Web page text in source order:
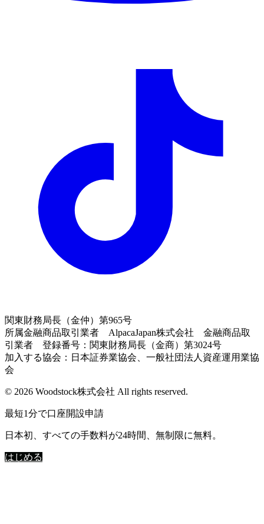
関東財務局長（金仲）第965号
所属金融商品取引業者 AlpacaJapan株式会社 金融商品取
引業者 登録番号：関東財務局長（金商）第3024号
加入する協会：日本証券業協会、一般社団法人資産運用業協
会
© 2026 Woodstock株式会社 All rights reserved.
最短1分で口座開設申請
日本初、すべての手数料が24時間、無制限に無料。
はじめる